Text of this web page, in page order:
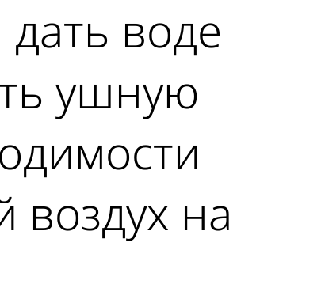
воде
ушную
воздух на